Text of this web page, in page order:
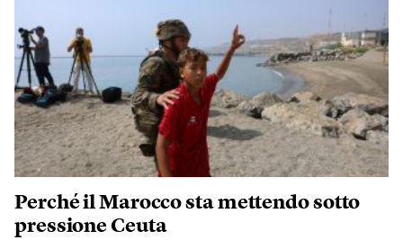
Perché il Marocco sta mettendo sotto
pressione Ceuta